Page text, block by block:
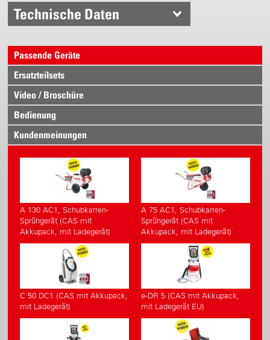
Ladezyklen
Ein Ladegerät für alles. Zum Aufladen aller Akkupacks
www.cordless-alliance-system.com
Technische Daten
Passende Geräte
Ersatzteilsets
Video / Broschüre
Bedienung
Kundenmeinungen
A 130 AC1, Schubkarren-
Sprühgerät (CAS mit
Akkupack, mit Ladegerät)
A 75 AC1, Schubkarren-
Sprühgerät (CAS mit
Akkupack, mit Ladegerät)
C 50 DC1 (CAS mit Akkupack,
mit Ladegerät)
e-DR 5 (CAS mit Akkupack,
mit Ladegerät EU)